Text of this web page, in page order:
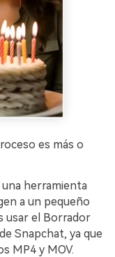
es más o
herramienta
a un pequeño
usar el Borrador
Snapchat, ya que
MP4 y MOV.